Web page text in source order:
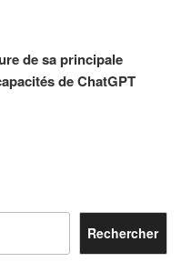
de sa principale
de ChatGPT
Rechercher